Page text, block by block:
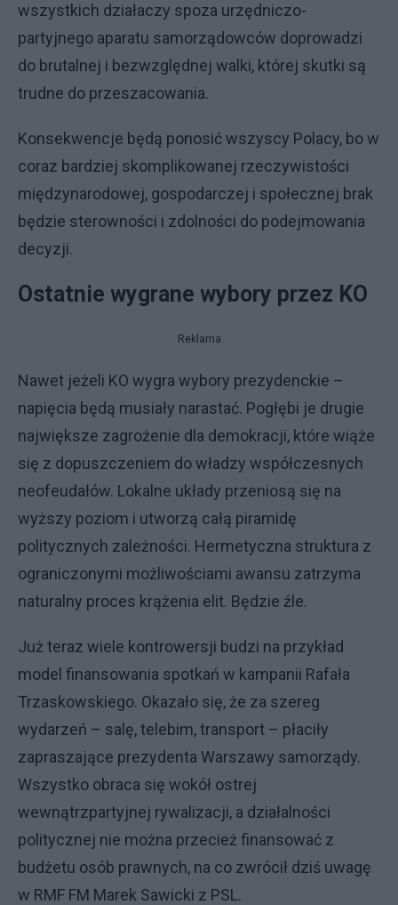
wszystkich działaczy spoza urzędniczo-
partyjnego aparatu samorządowców doprowadzi
do brutalnej i bezwzględnej walki, której skutki są
trudne do przeszacowania.
Konsekwencje będą ponosić wszyscy Polacy, bo w
coraz bardziej skomplikowanej rzeczywistości
międzynarodowej, gospodarczej i społecznej brak
będzie sterowności i zdolności do podejmowania
decyzji.
Ostatnie wygrane wybory przez KO
Reklama
Nawet jeżeli KO wygra wybory prezydenckie –
napięcia będą musiały narastać. Pogłębi je drugie
największe zagrożenie dla demokracji, które wiąże
się z dopuszczeniem do władzy współczesnych
neofeudałów. Lokalne układy przeniosą się na
wyższy poziom i utworzą całą piramidę
politycznych zależności. Hermetyczna struktura z
ograniczonymi możliwościami awansu zatrzyma
naturalny proces krążenia elit. Będzie źle.
Już teraz wiele kontrowersji budzi na przykład
model finansowania spotkań w kampanii Rafała
Trzaskowskiego. Okazało się, że za szereg
wydarzeń – salę, telebim, transport – płaciły
zapraszające prezydenta Warszawy samorządy.
Wszystko obraca się wokół ostrej
wewnątrzpartyjnej rywalizacji, a działalności
politycznej nie można przecież finansować z
budżetu osób prawnych, na co zwrócił dziś uwagę
w RMF FM Marek Sawicki z PSL.